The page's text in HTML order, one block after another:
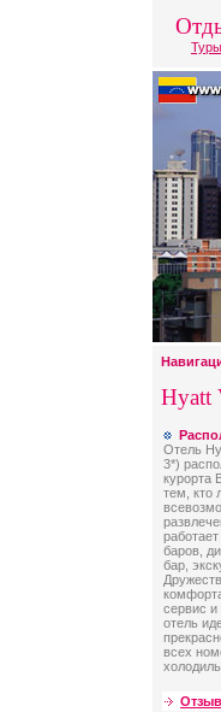
Hyatt
Отель
3*)
курорта
тем, кто
баров,
бар,
сервис
отель
всех